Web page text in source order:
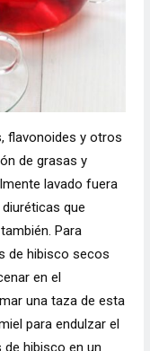
flavonoides y otros
de grasas y
lavado fuera
que
Para
de hibisco secos
en el
una taza de esta
para endulzar el
hibisco en un